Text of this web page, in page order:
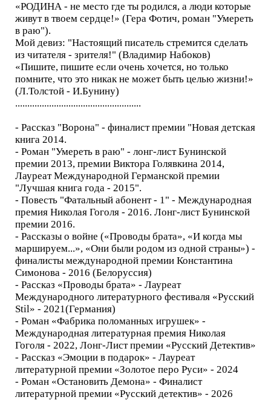
«РОДИНА - не место где ты родился, а люди которые
живут в твоем сердце!» (Гера Фотич, роман "Умереть
в раю").
Мой девиз: "Настоящий писатель стремится сделать
из читателя - зрителя!" (Владимир Набоков)
«Пишите, пишите если очень хочется, но только
помните, что это никак не может быть целью жизни!»
(Л.Толстой - И.Бунину)
....................................................
- Рассказ "Ворона" - финалист премии "Новая детская
книга 2014.
- Роман "Умереть в раю" - лонг-лист Бунинской
премии 2013, премии Виктора Голявкина 2014,
Лауреат Международной Германской премии
"Лучшая книга года - 2015".
- Повесть "Фатальный абонент - 1" - Международная
премия Николая Гоголя - 2016. Лонг-лист Бунинской
премии 2016.
- Рассказы о войне («Проводы брата», «И когда мы
маршируем...», «Они были родом из одной страны») -
финалисты международной премии Константина
Симонова - 2016 (Белоруссия)
- Рассказ «Проводы брата» - Лауреат
Международного литературного фестиваля «Русский
Stil» - 2021(Германия)
- Роман «Фабрика поломанных игрушек» -
Международная литературная премия Николая
Гоголя - 2022, Лонг-Лист премии «Русский Детектив»
- Рассказ «Эмоции в подарок» - Лауреат
литературной премии «Золотое перо Руси» - 2024
- Роман «Остановить Демона» - Финалист
литературной премии «Русский детектив» - 2026